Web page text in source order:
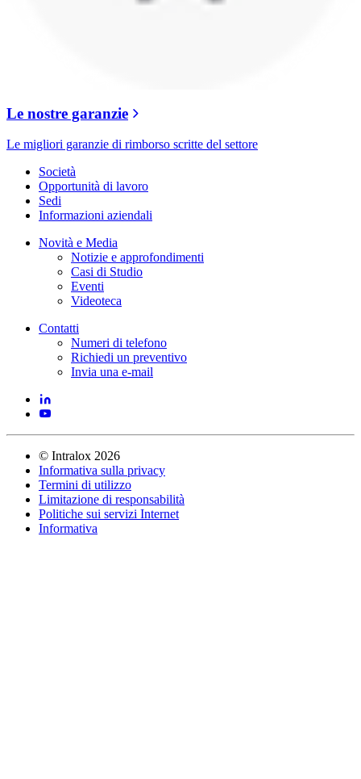
Le nostre garanzie
Le migliori garanzie di rimborso scritte del settore
Società
Opportunità di lavoro
Sedi
Informazioni aziendali
Novità e Media
Notizie e approfondimenti
Casi di Studio
Eventi
Videoteca
Contatti
Numeri di telefono
Richiedi un preventivo
Invia una e-mail
© Intralox 2026
Informativa sulla privacy
Termini di utilizzo
Limitazione di responsabilità
Politiche sui servizi Internet
Informativa